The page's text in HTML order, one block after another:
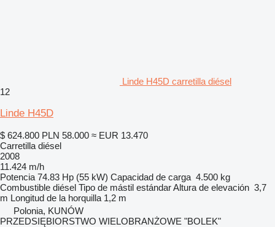
Linde H45D carretilla diésel
12
Linde H45D
$ 624.800 PLN 58.000 ≈ EUR 13.470
Carretilla diésel
2008
11.424 m/h
Potencia 74.83 Hp (55 kW) Capacidad de carga 4.500 kg
Combustible diésel Tipo de mástil estándarAltura de elevación 3,7
m Longitud de la horquilla 1,2 m
Polonia, KUNÓW
PRZEDSIĘBIORSTWO WIELOBRANŻOWE "BOLEK"